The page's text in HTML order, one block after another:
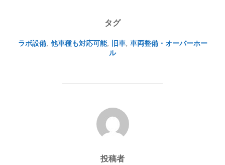
タグ
ラボ設備, 他車種も対応可能, 旧車, 車両整備・オーバーホー
ル
投稿者
投稿者